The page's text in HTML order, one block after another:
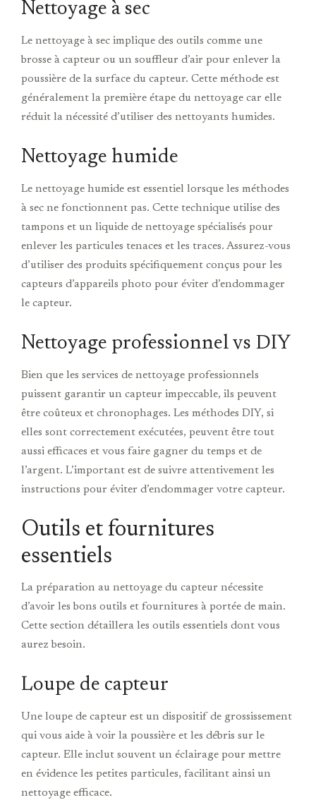
Nettoyage à sec
Le nettoyage à sec implique des outils comme une
brosse à capteur ou un souffleur d’air pour enlever la
poussière de la surface du capteur. Cette méthode est
généralement la première étape du nettoyage car elle
réduit la nécessité d’utiliser des nettoyants humides.
Nettoyage humide
Le nettoyage humide est essentiel lorsque les méthodes
à sec ne fonctionnent pas. Cette technique utilise des
tampons et un liquide de nettoyage spécialisés pour
enlever les particules tenaces et les traces. Assurez-vous
d’utiliser des produits spécifiquement conçus pour les
capteurs d’appareils photo pour éviter d’endommager
le capteur.
Nettoyage professionnel vs DIY
Bien que les services de nettoyage professionnels
puissent garantir un capteur impeccable, ils peuvent
être coûteux et chronophages. Les méthodes DIY, si
elles sont correctement exécutées, peuvent être tout
aussi efficaces et vous faire gagner du temps et de
l’argent. L’important est de suivre attentivement les
instructions pour éviter d’endommager votre capteur.
Outils et fournitures
essentiels
La préparation au nettoyage du capteur nécessite
d’avoir les bons outils et fournitures à portée de main.
Cette section détaillera les outils essentiels dont vous
aurez besoin.
Loupe de capteur
Une loupe de capteur est un dispositif de grossissement
qui vous aide à voir la poussière et les débris sur le
capteur. Elle inclut souvent un éclairage pour mettre
en évidence les petites particules, facilitant ainsi un
nettoyage efficace.